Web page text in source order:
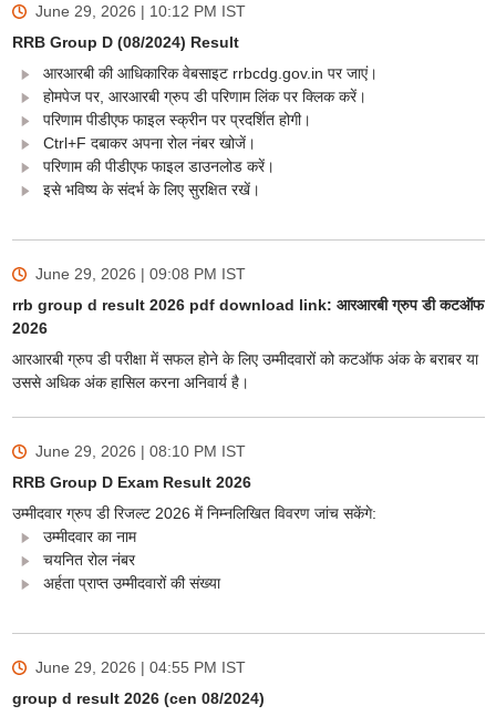
June 29, 2026 | 10:12 PM IST
RRB Group D (08/2024) Result
आरआरबी की आधिकारिक वेबसाइट rrbcdg.gov.in पर जाएं।
होमपेज पर, आरआरबी ग्रुप डी परिणाम लिंक पर क्लिक करें।
परिणाम पीडीएफ फाइल स्क्रीन पर प्रदर्शित होगी।
Ctrl+F दबाकर अपना रोल नंबर खोजें।
परिणाम की पीडीएफ फाइल डाउनलोड करें।
इसे भविष्य के संदर्भ के लिए सुरक्षित रखें।
June 29, 2026 | 09:08 PM IST
rrb group d result 2026 pdf download link: आरआरबी ग्रुप डी कटऑफ
2026
आरआरबी ग्रुप डी परीक्षा में सफल होने के लिए उम्मीदवारों को कटऑफ अंक के बराबर या
उससे अधिक अंक हासिल करना अनिवार्य है।
June 29, 2026 | 08:10 PM IST
RRB Group D Exam Result 2026
उम्मीदवार ग्रुप डी रिजल्ट 2026 में निम्नलिखित विवरण जांच सकेंगे:
उम्मीदवार का नाम
चयनित रोल नंबर
अर्हता प्राप्त उम्मीदवारों की संख्या
June 29, 2026 | 04:55 PM IST
group d result 2026 (cen 08/2024)